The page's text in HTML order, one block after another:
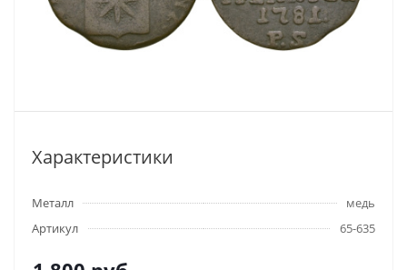
Характеристики
Металл
медь
Артикул
65-635